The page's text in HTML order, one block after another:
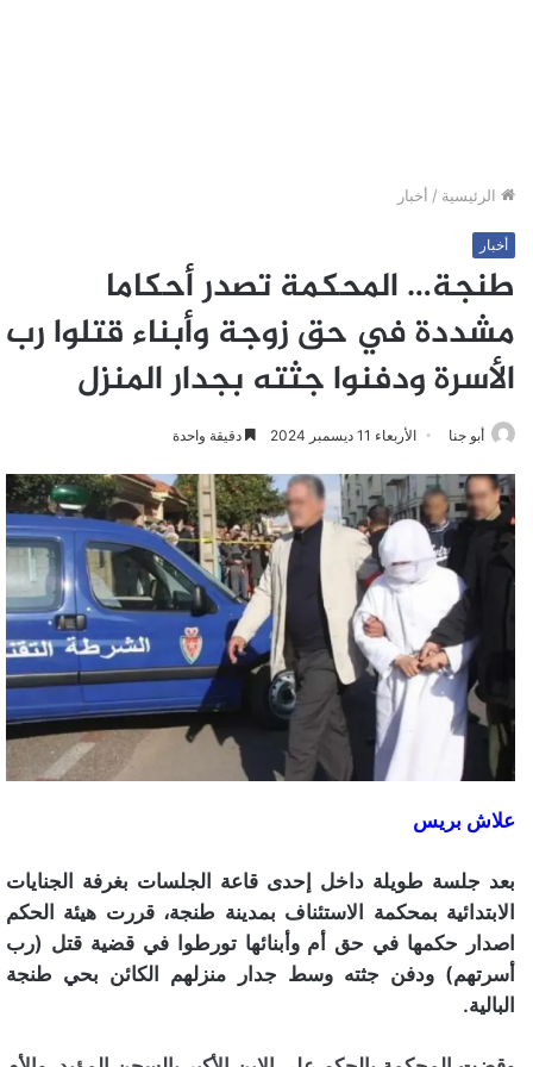
الرئيسية / أخبار
أخبار
طنجة… المحكمة تصدر أحكاما
مشددة في حق زوجة وأبناء قتلوا رب
الأسرة ودفنوا جثته بجدار المنزل
أبو جنا الأربعاء 11 ديسمبر 2024 دقيقة واحدة
علاش بريس
بعد جلسة طويلة داخل إحدى قاعة الجلسات بغرفة الجنايات
الابتدائية بمحكمة الاستئناف بمدينة طنجة، قررت هيئة الحكم
اصدار حكمها في حق أم وأبنائها تورطوا في قضية قتل (رب
أسرتهم) ودفن جثته وسط جدار منزلهم الكائن بحي طنجة
البالية.